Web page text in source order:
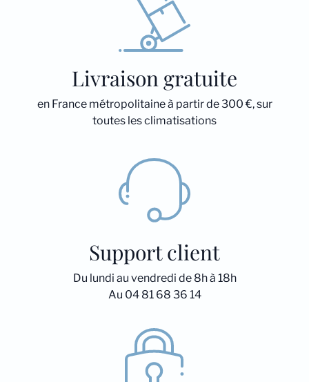
Livraison gratuite
en France métropolitaine à partir de 300 €, sur
toutes les climatisations
Support client
Du lundi au vendredi de 8h à 18h
Au 04 81 68 36 14